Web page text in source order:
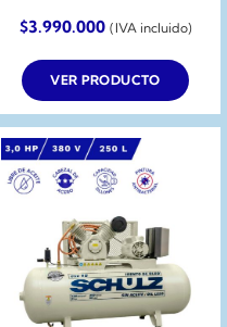
$3.990.000 (IVA incluido)
VER PRODUCTO